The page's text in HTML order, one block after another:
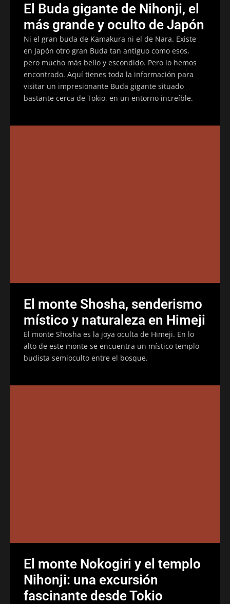
El Buda gigante de Nihonji, el
más grande y oculto de Japón
Ni el gran buda de Kamakura ni el de Nara. Existe
en Japón otro gran Buda tan antiguo como esos,
pero mucho más bello y escondido. Pero lo hemos
encontrado. Aquí tienes toda la información para
visitar un impresionante Buda gigante situado
bastante cerca de Tokio, en un entorno increíble.
El monte Shosha, senderismo
místico y naturaleza en Himeji
El monte Shosha es la joya oculta de Himeji. En lo
alto de este monte se encuentra un místico templo
budista semioculto entre el bosque.
El monte Nokogiri y el templo
Nihonji: una excursión
fascinante desde Tokio